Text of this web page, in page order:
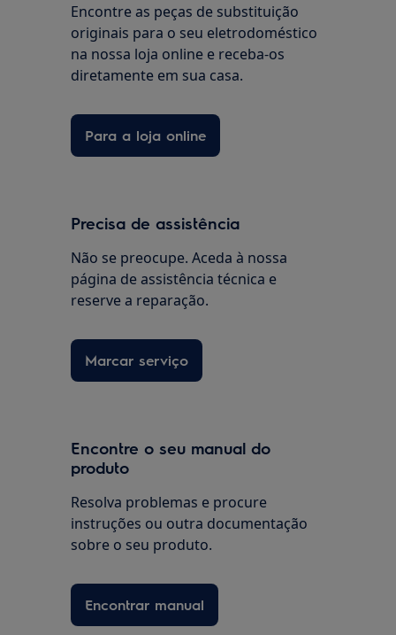
Encontre as peças de substituição
originais para o seu eletrodoméstico
na nossa loja online e receba-os
diretamente em sua casa.
Para a loja online
Precisa de assistência
Não se preocupe. Aceda à nossa
página de assistência técnica e
reserve a reparação.
Marcar serviço
Encontre o seu manual do
produto
Resolva problemas e procure
instruções ou outra documentação
sobre o seu produto.
Encontrar manual